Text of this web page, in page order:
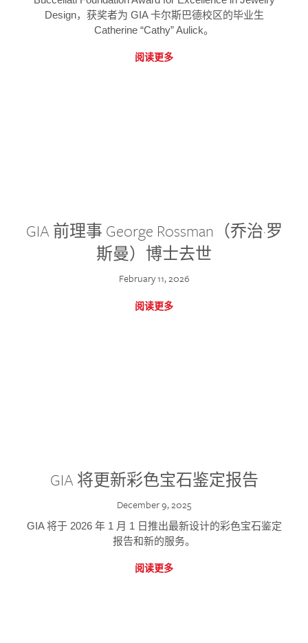
Design，获奖者为 GIA 卡尔斯巴德校区的毕业生
Catherine “Cathy” Aulick。
阅读更多
GIA 前理事 George Rossman（乔治·罗
斯曼）博士去世
February 11, 2026
阅读更多
GIA 将更新彩色宝石鉴定报告
December 9, 2025
GIA 将于 2026 年 1 月 1 日推出最新设计的彩色宝石鉴定
报告和新的服务。
阅读更多